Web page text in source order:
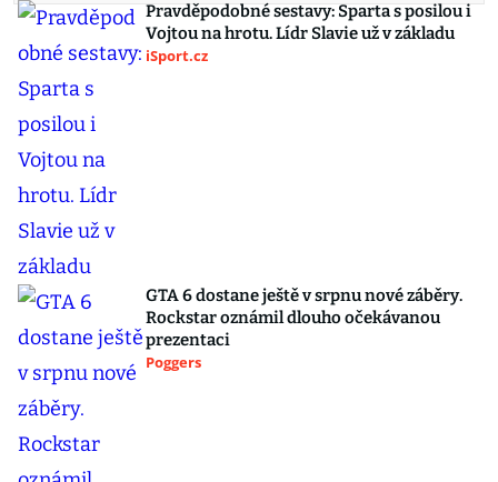
Pravděpodobné sestavy: Sparta s posilou i
Vojtou na hrotu. Lídr Slavie už v základu
iSport.cz
GTA 6 dostane ještě v srpnu nové záběry.
Rockstar oznámil dlouho očekávanou
prezentaci
Poggers